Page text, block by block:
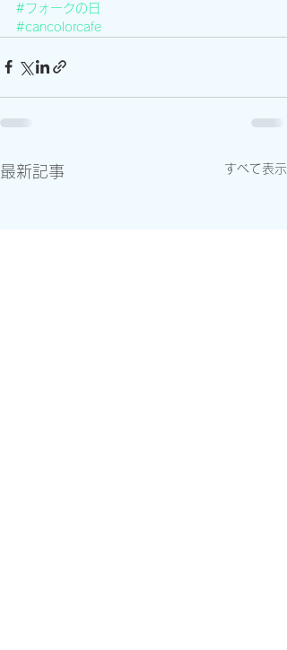
#フォークの日
#cancolorcafe
最新記事 すべて表示